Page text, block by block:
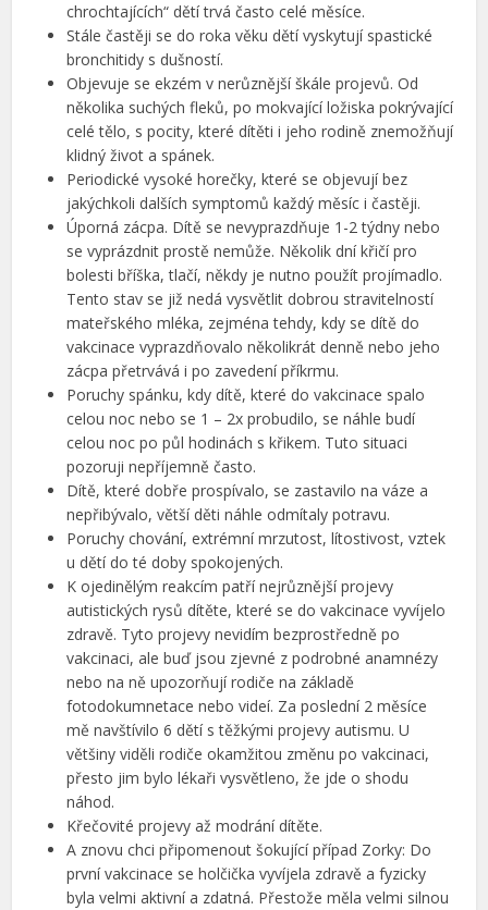
chrochtajících“ dětí trvá často celé měsíce.
Stále častěji se do roka věku dětí vyskytují spastické
bronchitidy s dušností.
Objevuje se ekzém v nerůznější škále projevů. Od
několika suchých fleků, po mokvající ložiska pokrývající
celé tělo, s pocity, které dítěti i jeho rodině znemožňují
klidný život a spánek.
Periodické vysoké horečky, které se objevují bez
jakýchkoli dalších symptomů každý měsíc i častěji.
Úporná zácpa. Dítě se nevyprazdňuje 1-2 týdny nebo
se vyprázdnit prostě nemůže. Několik dní křičí pro
bolesti bříška, tlačí, někdy je nutno použít projímadlo.
Tento stav se již nedá vysvětlit dobrou stravitelností
mateřského mléka, zejména tehdy, kdy se dítě do
vakcinace vyprazdňovalo několikrát denně nebo jeho
zácpa přetrvává i po zavedení příkrmu.
Poruchy spánku, kdy dítě, které do vakcinace spalo
celou noc nebo se 1 – 2x probudilo, se náhle budí
celou noc po půl hodinách s křikem. Tuto situaci
pozoruji nepříjemně často.
Dítě, které dobře prospívalo, se zastavilo na váze a
nepřibývalo, větší děti náhle odmítaly potravu.
Poruchy chování, extrémní mrzutost, lítostivost, vztek
u dětí do té doby spokojených.
K ojedinělým reakcím patří nejrůznější projevy
autistických rysů dítěte, které se do vakcinace vyvíjelo
zdravě. Tyto projevy nevidím bezprostředně po
vakcinaci, ale buď jsou zjevné z podrobné anamnézy
nebo na ně upozorňují rodiče na základě
fotodokumnetace nebo videí. Za poslední 2 měsíce
mě navštívilo 6 dětí s těžkými projevy autismu. U
většiny viděli rodiče okamžitou změnu po vakcinaci,
přesto jim bylo lékaři vysvětleno, že jde o shodu
náhod.
Křečovité projevy až modrání dítěte.
A znovu chci připomenout šokující případ Zorky: Do
první vakcinace se holčička vyvíjela zdravě a fyzicky
byla velmi aktivní a zdatná. Přestože měla velmi silnou